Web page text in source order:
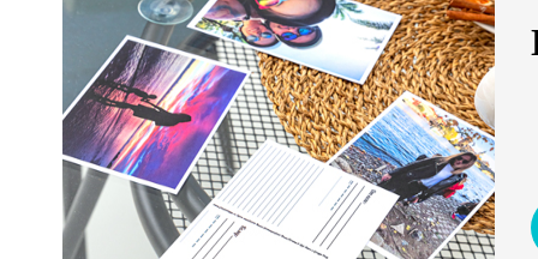
Выберите из списка:
15х15
15х20
20х20
20х30
30х30
30х40
А4
Фото
в
рамке
10х10
10×15